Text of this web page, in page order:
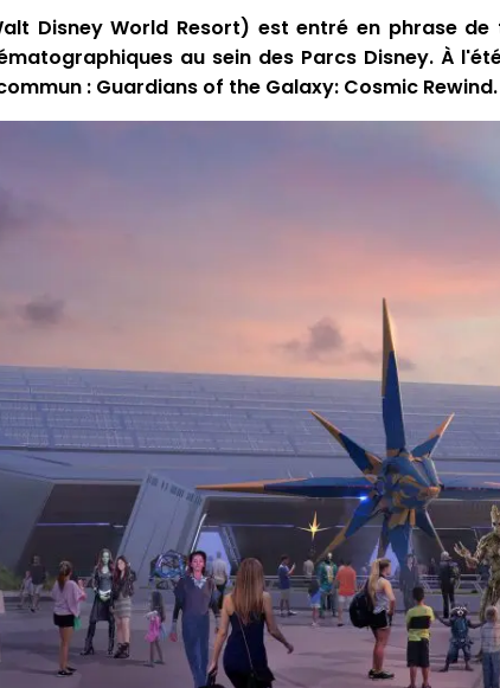
Disney World Resort) est entré en phrase
au sein des Parcs Disney. À
: Guardians of the Galaxy: Cosmic Rewind.